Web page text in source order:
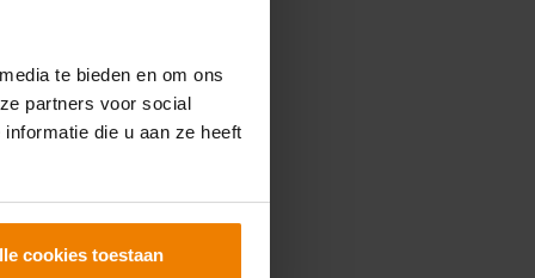
te bieden en om ons
partners voor social
die u aan ze heeft
cookies toestaan
invulling
collega’s
we enorm.